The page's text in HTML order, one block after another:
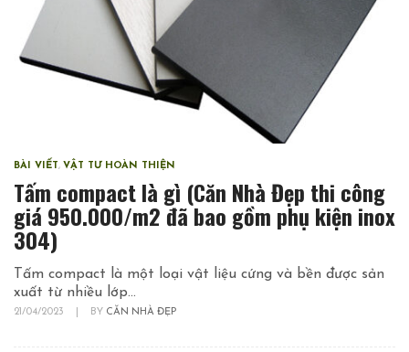
BÀI VIẾT, VẬT TƯ HOÀN THIỆN
Tấm compact là gì (Căn Nhà Đẹp thi công
giá 950.000/m2 đã bao gồm phụ kiện inox
304)
Tấm compact là một loại vật liệu cứng và bền được sản
xuất từ nhiều lớp...
21/04/2023 BY CĂN NHÀ ĐẸP